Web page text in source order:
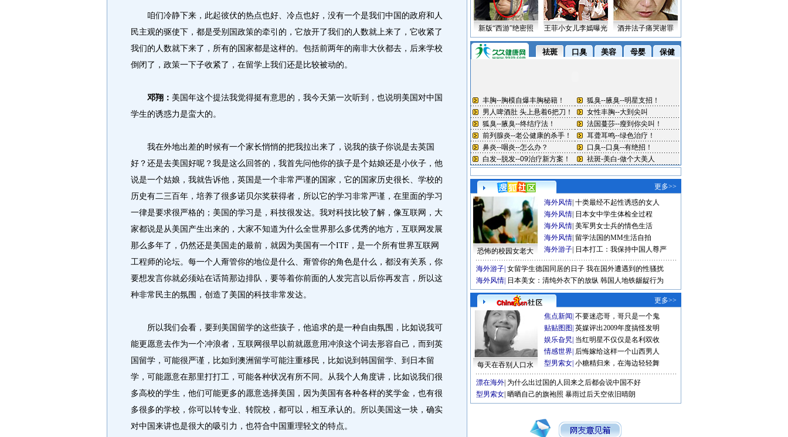
咱们冷静下来，此起彼伏的热点也好、冷点也好，没有一个是我们中国的政府和人
民主观的驱使下，都是受别国政策的牵引的，它放开了我们的人数就上来了，它收紧了
我们的人数就下来了，所有的国家都是这样的。包括前两年的南非大伙都去，后来学校
倒闭了，政策一下子收紧了，在留学上我们还是比较被动的。
邓翔： 美国年这个提法我觉得挺有意思的，我今天第一次听到，也说明美国对中国
学生的诱惑力是蛮大的。
我在外地出差的时候有一个家长悄悄的把我拉出来了，说我的孩子你说是去英国
好？还是去美国好呢？我是这么回答的，我首先问他你的孩子是个姑娘还是小伙子，他
说是一个姑娘，我就告诉他，英国是一个非常严谨的国家，它的国家历史很长、学校的
历史有二三百年，培养了很多诺贝尔奖获得者，所以它的学习非常严谨，在里面的学习
一律是要求很严格的；美国的学习是，科技很发达。我对科技比较了解，像互联网，大
家都说是从美国产生出来的，大家不知道为什么全世界那么多优秀的地方，互联网发展
那么多年了，仍然还是美国走的最前，就因为美国有一个ITF，是一个所有世界互联网
工程师的论坛。每一个人甭管你的地位是什么、甭管你的角色是什么，都没有关系，你
要想发言你就必须站在话筒那边排队，要等着你前面的人发完言以后你再发言，所以这
种非常民主的氛围，创造了美国的科技非常发达。
所以我们会看，要到美国留学的这些孩子，他追求的是一种自由氛围，比如说我可
能更愿意去作为一个冲浪者，互联网很早以前就愿意用冲浪这个词去形容自己，而到英
国留学，可能很严谨，比如到澳洲留学可能注重移民，比如说到韩国留学、到日本留
学，可能愿意在那里打打工，可能各种状况有所不同。从我个人角度讲，比如说我们很
多高校的学生，他们可能更多的愿意选择美国，因为美国有各种各样的奖学金，也有很
多很多的学校，你可以转专业、转院校，都可以，相互承认的。所以美国这一块，确实
对中国来讲也是很大的吸引力，也符合中国重理轻文的特点。
新版“西游”绝密照 王菲小女儿李嫣曝光 酒井法子痛哭谢罪
更多>>
恐怖的校园女老大
海外风情 十类最经不起性诱惑的女人
海外风情 日本女中学生体检全过程
海外风情 美军男女士兵的情色生活
海外风情 留学法国的MM生活自拍
海外游子 日本打工：我保持中国人尊严
海外游子 女留学生德国同居的日子 我在国外遭遇到的性骚扰
海外风情 日本美女：清纯外衣下的放纵 韩国人地铁龌龊行为
更多>>
每天在吞别人口水
焦点新闻 不要迷恋哥，哥只是一个鬼
贴贴图图 英媒评出2009年度搞怪发明
娱乐旮旯 当红明星不仅仅是名利双收
情感世界 后悔嫁给这样一个山西男人
型男索女 小糖精归来，在海边轻轻舞
漂在海外 为什么出过国的人回来之后都会说中国不好
型男索女 晒晒自己的旗袍照 暴雨过后天空依旧晴朗